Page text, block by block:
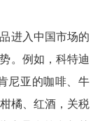
进入中国市场的
。例如，科特迪
尼亚的咖啡、牛
橘、红酒，关税